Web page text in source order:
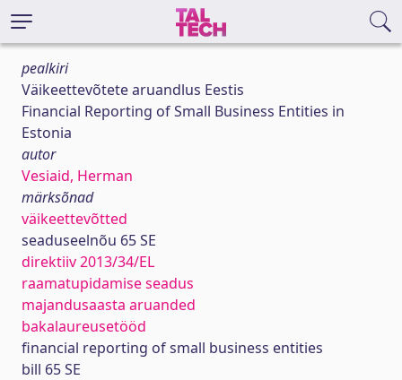
pealkiri
Väikeettevõtete aruandlus Eestis
Financial Reporting of Small Business Entities in
Estonia
autor
Vesiaid, Herman
märksõnad
väikeettevõtted
seaduseelnõu 65 SE
direktiiv 2013/34/EL
raamatupidamise seadus
majandusaasta aruanded
bakalaureusetööd
financial reporting of small business entities
bill 65 SE